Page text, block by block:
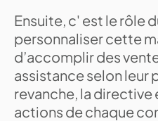
Ensuite, c' est le rôle
personnaliser cette
d’accomplir des
assistance selon leur
revanche, la
actions de chaque